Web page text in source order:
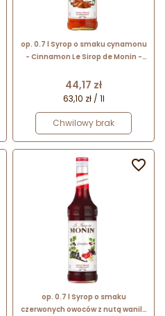
op. 0.7 l Syrop o smaku cynamonu
- Cinnamon Le Sirop de Monin -
Cena
44,17 zł
63,10 zł / 1l
Chwilowy brak
op. 0.7 l Syrop o smaku
czerwonych owoców z nutą wanilii
